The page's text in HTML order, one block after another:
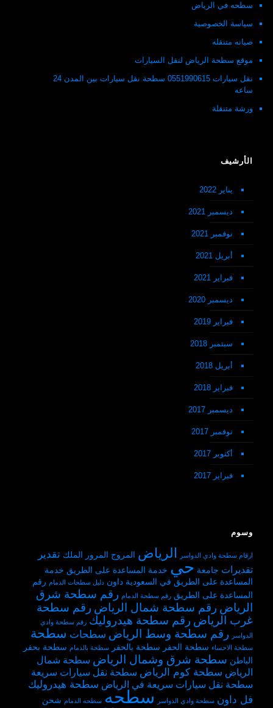
سطحه في الرياض
سياسة الخصوصية
صيانه متنقله
موقع سطحة الرياض لنقل السيارات
نقل سيارات 0551990615 سطحة نقل سيارات بين المدن 24
ساعه
ورشة متنقلة
الأرشيف
يناير 2022
ديسمبر 2021
نوفمبر 2021
أبريل 2021
فبراير 2021
ديسمبر 2020
فبراير 2019
سبتمبر 2018
أبريل 2018
فبراير 2018
ديسمبر 2017
نوفمبر 2017
أكتوبر 2017
فبراير 2017
وسوم
ارقام سطحة وادي الدواسر الرياض المروج المرور الملك تقدير
تقديرات جامعة حي خدمة المساعدة على الطريق خدمة
المساعدة على الطريق في السعودية داون دليل سطحات الدمام رقم
المساعدة على الطريق رقم سطحة الدمام رقم سطحة شرق
الرياض رقم سطحة شمال الرياض رقم سطحة
غرب الرياض رقم سطحة هيدروليك رقم سطحة وادي
الدواسر
رقم سطحة وسط الرياض سطحات سطحة
سطحة الاحساء سطحة الحفر سطحة بالحفر سطحة بالدمام سطحة بحفر
الباطن سطحة شرق وشمال الرياض سطحة شمال
الرياض سطحة كوم الرياض سطحة نقل سيارات سريعة
سطحة نقل سيارات سريعة في الرياض سطحة هيدروليك
فل داون سطحة وادي الدواسر سطحه سطحه الدمام شحن